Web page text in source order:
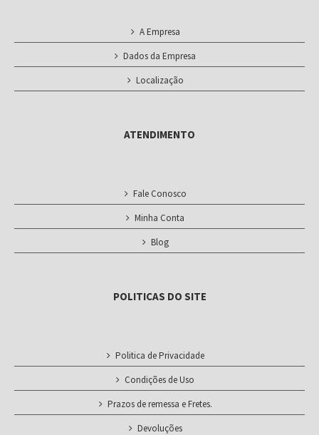
A Empresa
Dados da Empresa
Localização
ATENDIMENTO
Fale Conosco
Minha Conta
Blog
POLITICAS DO SITE
Politica de Privacidade
Condições de Uso
Prazos de remessa e Fretes.
Devoluções